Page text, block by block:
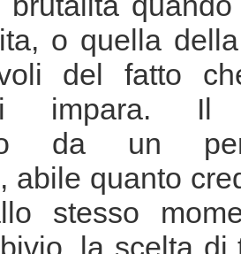
o quella
del fatto
impara. Il
da un
abile quanto
stesso
la scelta di